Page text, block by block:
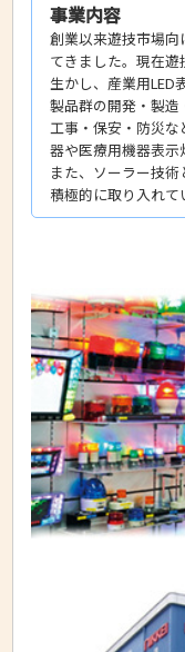
事業内容
創業以来遊技市場向
てきました。現在
生かし、産業用LED
製品群の開発・製造
工事・保安・防災な
器や医療用機器表示
また、ソーラー技
積極的に取り入れて